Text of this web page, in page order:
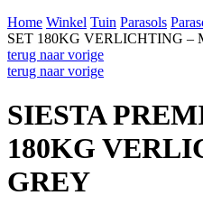
Home Winkel Tuin Parasols
SET 180KG VERLICHTING –
terug naar vorige
terug naar vorige
SIESTA
180KG
GREY